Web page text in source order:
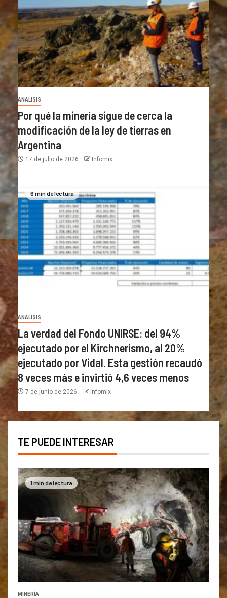
ANALISIS
Por qué la minería sigue de cerca la
modificación de la ley de tierras en
Argentina
17 de julio de 2026 Infomix
6 min de lectura
ANALISIS
La verdad del Fondo UNIRSE: del 94%
ejecutado por el Kirchnerismo, al 20%
ejecutado por Vidal. Esta gestión recaudó
8 veces más e invirtió 4,6 veces menos
7 de junio de 2026 Infomix
TE PUEDE INTERESAR
1 min de lectura
MINERÍA